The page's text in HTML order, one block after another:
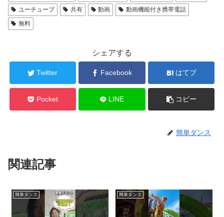
ユーチューブ
共有 動画
動画機能付き携帯電話
無料
シェアする
Twitter Facebook はてブ
Pocket LINE コピー
簡単ダンス
関連記事
簡単ダンス 簡単ダンス